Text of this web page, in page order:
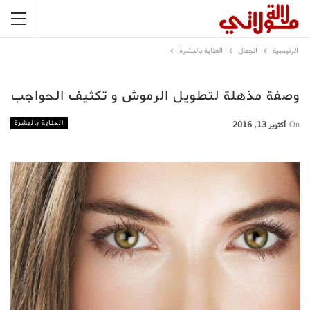
الرئيسية الجمال العناية بالبشرة
وصفة مذهلة لتطويل الرموش و تكثيف الحواجب
العناية بالبشرة On أكتوبر 13, 2016